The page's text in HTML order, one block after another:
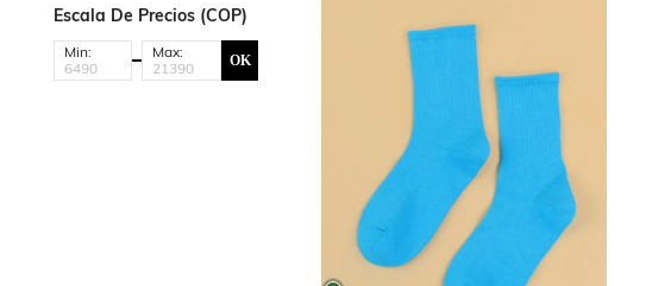
Escala De Precios (COP)
Min: Max: OK